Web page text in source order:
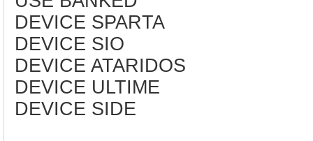
DEVICE SPARTA
DEVICE SIO
DEVICE ATARIDOS
DEVICE ULTIME
DEVICE SIDE